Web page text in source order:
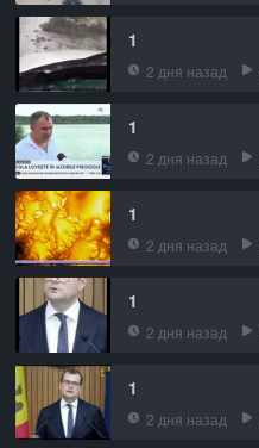
1
2 дня назад
1
2 дня назад
1
2 дня назад
1
2 дня назад
1
2 дня назад